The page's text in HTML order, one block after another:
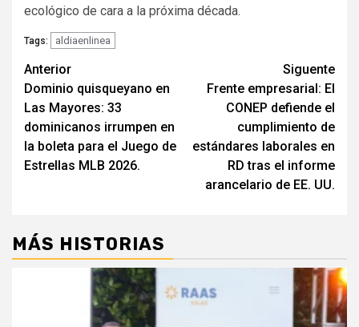
ecológico de cara a la próxima década.
Tags: aldiaenlinea
Navegación
de
entradas
Anterior
Dominio quisqueyano en
Las Mayores: 33
dominicanos irrumpen en
la boleta para el Juego de
Estrellas MLB 2026.
Siguente
Frente empresarial: El
CONEP defiende el
cumplimiento de
estándares laborales en
RD tras el informe
arancelario de EE. UU.
MÁS HISTORIAS